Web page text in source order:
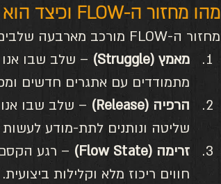
מהו מחזור ה-FLOW וכיצד הוא עוזר לנו לנוע בין הגדות?
מחזור ה-FLOW מורכב מארבעה שלבים:
מאמץ (Struggle)
– שלב שבו
מתמודדים עם אתגרים חדשים
הרפיה (Release)
– שלב שבו
שליטה ונותנים לתת-מודע
זרימה (Flow State)
– רגע
חווים ריכוז מלא וקלילות ביצועית.